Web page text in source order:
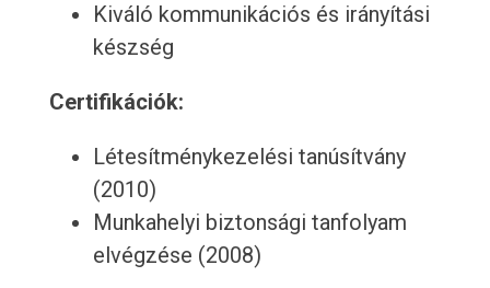
Kiváló kommunikációs és irányítási
készség
Certifikációk:
Létesítménykezelési tanúsítvány
(2010)
Munkahelyi biztonsági tanfolyam
elvégzése (2008)